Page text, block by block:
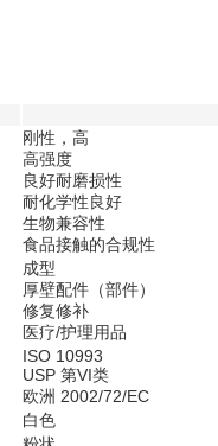
刚性，高
高强度
良好耐磨损性
耐化学性良好
生物兼容性
食品接触的合规性
成型
厚壁配件（部件）
修复修补
医疗/护理用品
ISO 10993
USP 第VI类
欧洲 2002/72/EC
白色